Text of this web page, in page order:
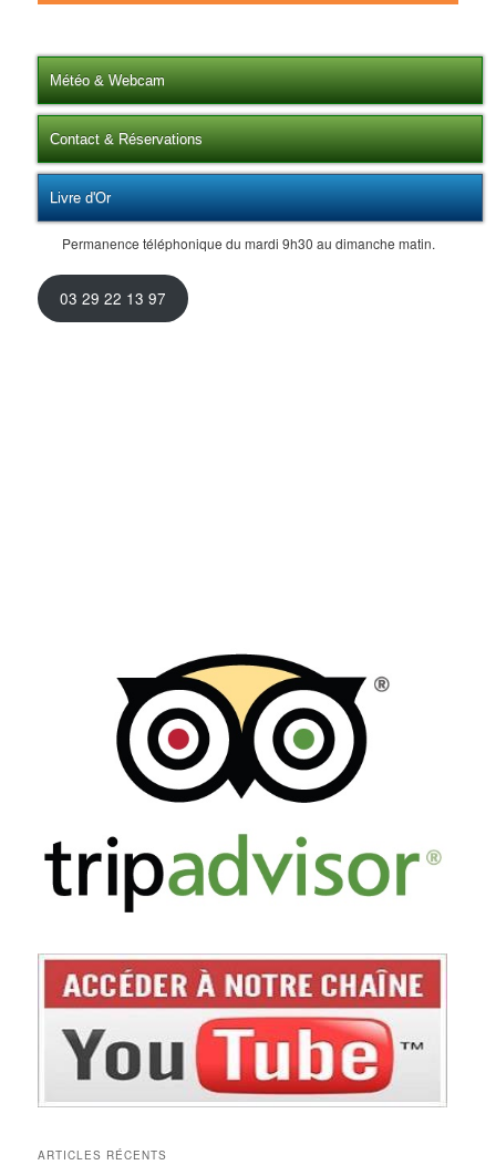
Météo & Webcam
Contact & Réservations
Livre d'Or
Permanence téléphonique du mardi 9h30 au dimanche matin.
03 29 22 13 97
ARTICLES RÉCENTS